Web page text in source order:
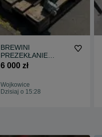
BREWINI
PREZEKŁANIE
planetarne
6 000 zł
Wojkowice
Dzisiaj o 15:28